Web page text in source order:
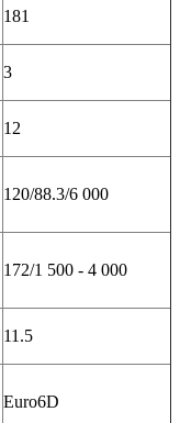
181
3
12
120/88.3/6 000
172/1 500 - 4 000
11.5
Euro6D